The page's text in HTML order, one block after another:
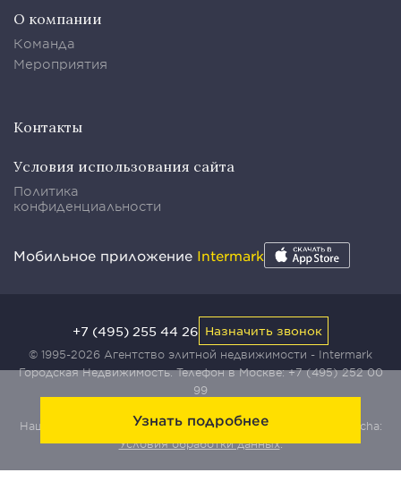
Узнать подробнее
О компании
Команда
Мероприятия
Контакты
Условия использования сайта
Политика
конфиденциальности
Мобильное приложение Intermark
© 1995-2026 Агентство элитной недвижимости - Intermark
Городская Недвижимость. Телефон в Москве:+7 (495) 252 00
99
Наш сайт защищен с помощью сервиса Yandex SmartCaptcha:
Условия обработки данных.
+7 (495) 255 44 26 Назначить звонок